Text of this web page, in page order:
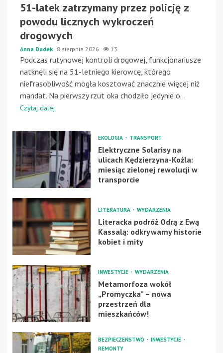
51-latek zatrzymany przez policję z
powodu licznych wykroczeń
drogowych
Anna Dudek 8 sierpnia 2026 13
Podczas rutynowej kontroli drogowej, funkcjonariusze
natknęli się na 51-letniego kierowcę, którego
niefrasobliwość mogła kosztować znacznie więcej niż
mandat. Na pierwszy rzut oka chodziło jedynie o...
Czytaj dalej
EKOLOGIA TRANSPORT
Elektryczne Solarisy na
ulicach Kędzierzyna-Koźla:
miesiąc zielonej rewolucji w
transporcie
LITERATURA WYDARZENIA
Literacka podróż Odrą z Ewą
Kassalą: odkrywamy historie
kobiet i mity
INWESTYCJE WYDARZENIA
Metamorfoza wokół
„Promyczka” – nowa
przestrzeń dla
mieszkańców!
BEZPIECZEŃSTWO
INWESTYCJE
REMONTY